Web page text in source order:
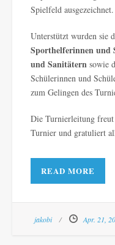
Spielfeld ausgezeichnet.
Unterstützt wurden sie
Sporthelferinnen und
und Sanitätern sowie
Schülerinnen und
zum Gelingen des
Die Turnierleitung freut
Turnier und gratuliert
READ MORE
jakobi Apr. 21,